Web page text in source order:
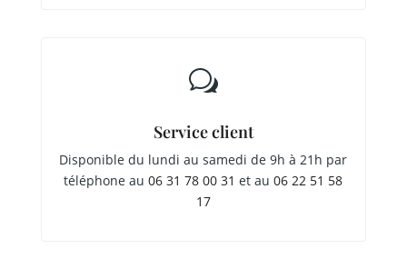
w
Service client
Disponible du lundi au samedi de 9h à 21h par
téléphone au06 31 78 00 31 et au06 22 51 58
17